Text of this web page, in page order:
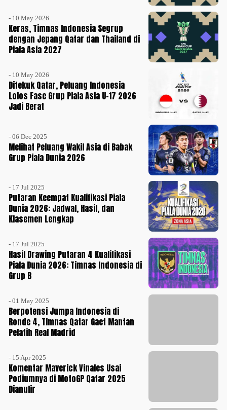
- 10 May 2026
Keras, Timnas Indonesia Segrup
dengan Jepang Qatar dan Thailand di
Piala Asia 2027
- 10 May 2026
Ditekuk Qatar, Peluang Indonesia
Lolos Fase Grup Piala Asia U-17 2026
Jadi Berat
- 06 Dec 2025
Melihat Peluang Wakil Asia di Babak
Grup Piala Dunia 2026
- 17 Jul 2025
Putaran Keempat Kualifikasi Piala
Dunia 2026: Jadwal, Hasil, dan
Klasemen Lengkap
- 17 Jul 2025
Hasil Drawing Putaran 4 Kualifikasi
Piala Dunia 2026: Timnas Indonesia di
Grup B
- 01 May 2025
Berpotensi Jumpa Indonesia di
Ronde 4, Timnas Qatar Gaet Mantan
Pelatih Real Madrid
- 15 Apr 2025
Komentar Maverick Vinales Usai
Podiumnya di MotoGP Qatar 2025
Dianulir